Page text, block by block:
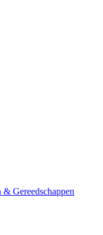
& Gereedschappen